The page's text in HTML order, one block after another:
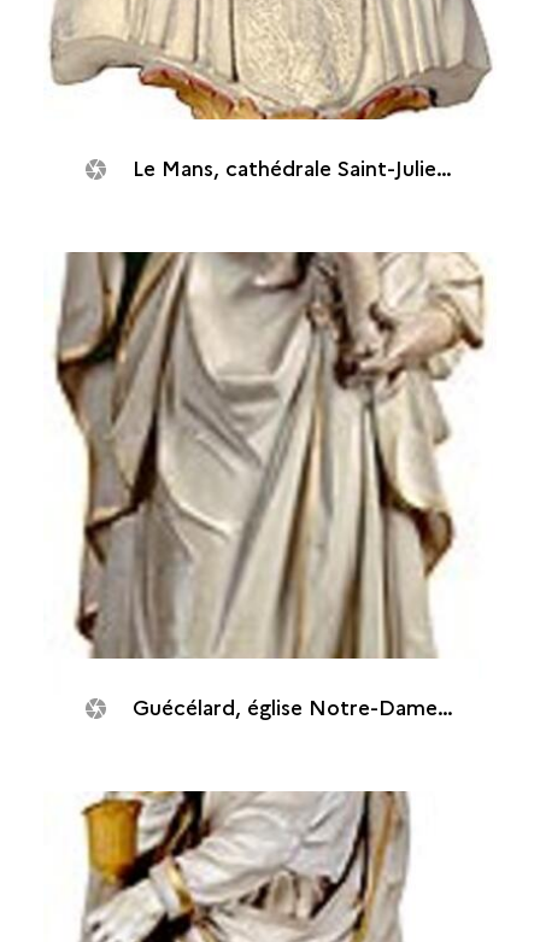
Le Mans, cathédrale Saint-Julien : buste du chanoine Primet, 1609
Guécélard, église Notre-Dame : Vierge à l'Enfant